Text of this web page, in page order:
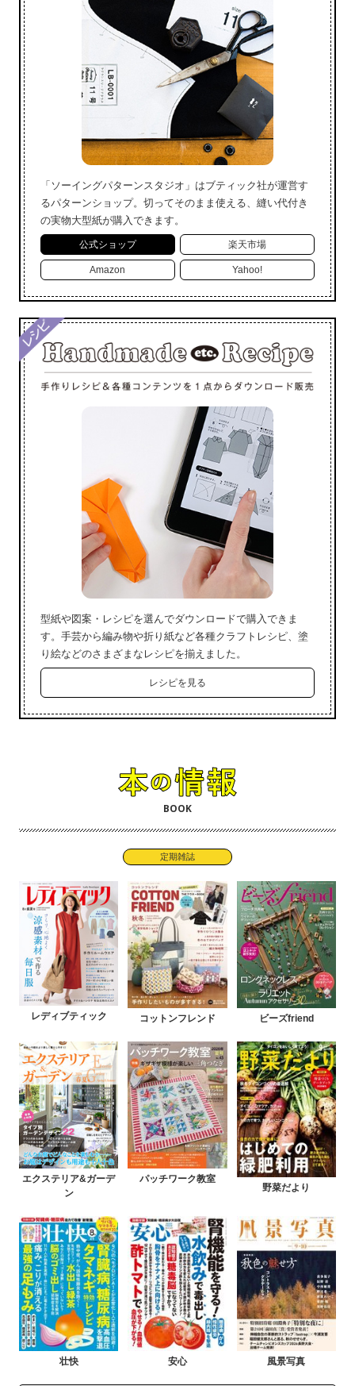
「ソーイングパターンスタジオ」はブティック社が運営す
るパターンショップ。切ってそのまま使える、縫い代付き
の実物大型紙が購入できます。
公式ショップ 楽天市場
Amazon Yahoo!
型紙や図案・レシピを選んでダウンロードで購入できま
す。手芸から編み物や折り紙など各種クラフトレシピ、塗
り絵などのさまざまなレシピを揃えました。
レシピを見る
BOOK
定期雑誌
レディブティック コットンフレンド ビーズfriend
エクステリア&ガーデ
ン
パッチワーク教室
野菜だより
壮快 安心 風景写真